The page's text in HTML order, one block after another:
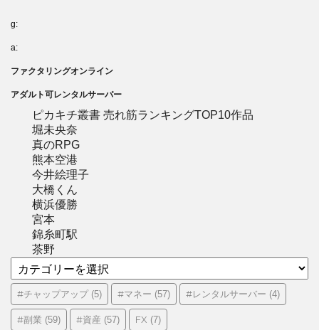
g:
a:
ファクタリングオンライン
アダルト可レンタルサーバー
ピカキチ叢書 売れ筋ランキングTOP10作品
堀未央奈
真のRPG
熊本空港
今井絵理子
大橋くん
横浜優勝
宮本
錦糸町駅
茶野
テ
ゴ
リ
ー
#チャップアップ(5) #マネー (57) #レンタルサーバー (4)
#副業 (59) #資産 (57) FX (7)